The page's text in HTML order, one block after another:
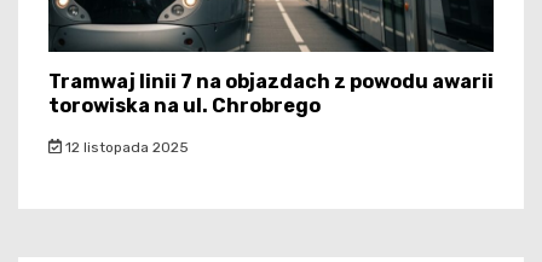
Tramwaj linii 7 na objazdach z powodu awarii
torowiska na ul. Chrobrego
12 listopada 2025